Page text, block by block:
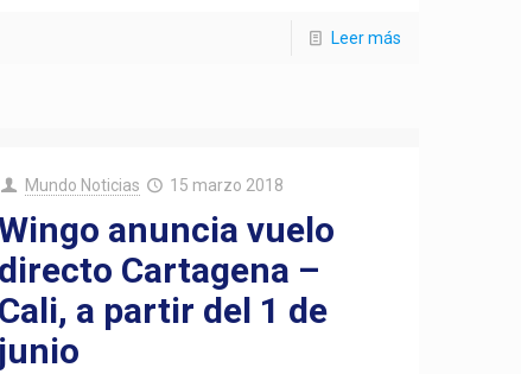
Leer más
Mundo Noticias 15 marzo 2018
anuncia vuelo
directo Cartagena –
Cali, a partir del 1 de
junio